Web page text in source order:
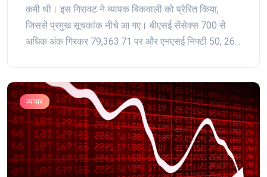
कमी थी। इस गिरावट ने व्यापक बिकवाली को प्रेरित किया,
जिससे प्रमुख सूचकांक नीचे आ गए। बीएसई सेंसेक्स 700 से
अधिक अंक गिरकर 79,363.71 पर और एनएसई निफ्टी 50, 269
व्यापार